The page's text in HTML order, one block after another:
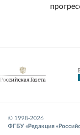
© 1998-2026
ФГБУ «Редакция